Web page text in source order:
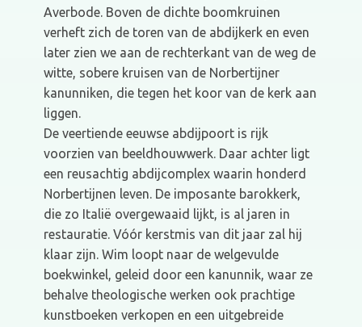
Averbode. Boven de dichte boomkruinen
verheft zich de toren van de abdijkerk en even
later zien we aan de rechterkant van de weg de
witte, sobere kruisen van de Norbertijner
kanunniken, die tegen het koor van de kerk aan
liggen.
De veertiende eeuwse abdijpoort is rijk
voorzien van beeldhouwwerk. Daar achter ligt
een reusachtig abdijcomplex waarin honderd
Norbertijnen leven. De imposante barokkerk,
die zo Italië overgewaaid lijkt, is al jaren in
restauratie. Vóór kerstmis van dit jaar zal hij
klaar zijn. Wim loopt naar de welgevulde
boekwinkel, geleid door een kanunnik, waar ze
behalve theologische werken ook prachtige
kunstboeken verkopen en een uitgebreide